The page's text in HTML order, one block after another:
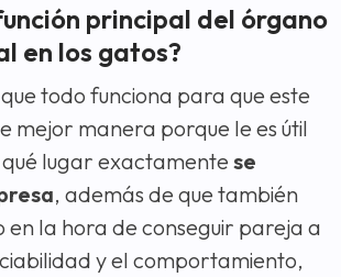
principal del órgano
en los gatos?
todo funciona para que este
mejor manera porque le es útil
lugar exactamente se
, además de que también
en la hora de conseguir pareja a
y el comportamiento,